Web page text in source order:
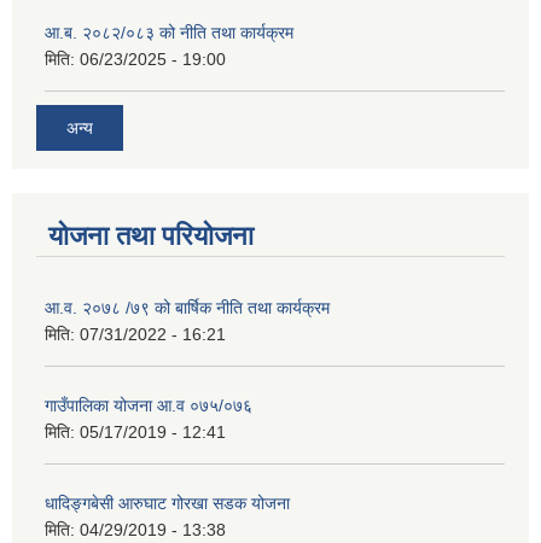
आ.ब. २०८२/०८३ को नीति तथा कार्यक्रम
मिति: 06/23/2025 - 19:00
अन्य
योजना तथा परियोजना
आ.व. २०७८ /७९ को बार्षिक नीति तथा कार्यक्रम
मिति: 07/31/2022 - 16:21
गाउँपालिका योजना आ.व ०७५/०७६
मिति: 05/17/2019 - 12:41
धादिङ्गबेसी आरुघाट गोरखा सडक योजना
मिति: 04/29/2019 - 13:38